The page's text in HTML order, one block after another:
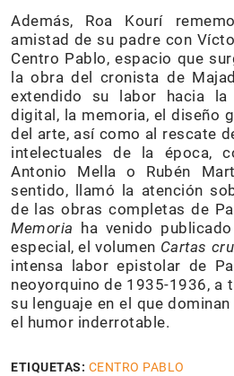
Además, Roa Kourí
amistad de su padre con
Centro Pablo, espacio que
la obra del cronista de
extendido su labor hacia
digital, la memoria, el diseño
del arte, así como al rescate
intelectuales de la época,
Antonio Mella o Rubén
sentido, llamó la atención
de las obras completas de
Memoria ha venido
especial, el volumen Cartas
intensa labor epistolar de
neoyorquino de 1935-1936, a
su lenguaje en el que
el humor inderrotable.
ETIQUETAS: CENTRO PABLO